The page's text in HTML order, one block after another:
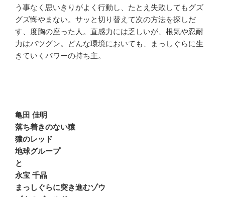
う事なく思いきりがよく行動し、たとえ失敗してもグズ
グズ悔やまない。サッと切り替えて次の方法を探しだ
す、度胸の座った人。直感力には乏しいが、根気や忍耐
力はバツグン。どんな環境においても、まっしぐらに生
きていくパワーの持ち主。
亀田 佳明
落ち着きのない猿
猿のレッド
地球グループ
と
永宝 千晶
まっしぐらに突き進むゾウ